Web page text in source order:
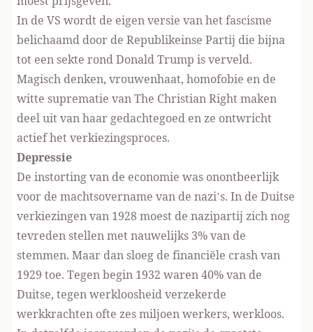
In de VS wordt de eigen versie van het fascisme
belichaamd door de Republikeinse Partij die bijna
tot een sekte rond Donald Trump is verveld.
Magisch denken, vrouwenhaat, homofobie en de
witte suprematie van The Christian Right maken
deel uit van haar gedachtegoed en ze ontwricht
actief het verkiezingsproces.
Depressie
De instorting van de economie was onontbeerlijk
voor de machtsovername van de nazi’s. In de Duitse
verkiezingen van 1928 moest de nazipartij zich nog
tevreden stellen met nauwelijks 3% van de
stemmen. Maar dan sloeg de financiële crash van
1929 toe. Tegen begin 1932 waren 40% van de
Duitse, tegen werkloosheid verzekerde
werkkrachten ofte zes miljoen werkers, werkloos.